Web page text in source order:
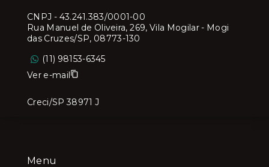
Menu
CNPJ - 43.241.383/0001-00
Rua Manuel de Oliveira, 269, Vila Mogilar - Mogi
das Cruzes/SP, 08773-130
(11) 98153-6345
Ver e-mail
Creci/SP 38971 J